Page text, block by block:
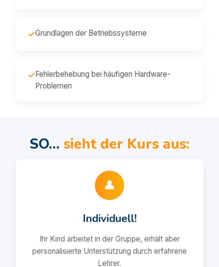
✓Grundlagen der Betriebssysteme
✓ Fehlerbehebung bei häufigen Hardware-
Problemen
SO… sieht der Kurs aus:
👤
Individuell!
Ihr Kind arbeitet in der Gruppe, erhält aber
personalisierte Unterstützung durch erfahrene
Lehrer.